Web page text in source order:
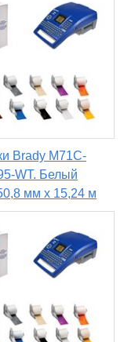
Brady M71C-
WT. Белый
мм x 15,24 м